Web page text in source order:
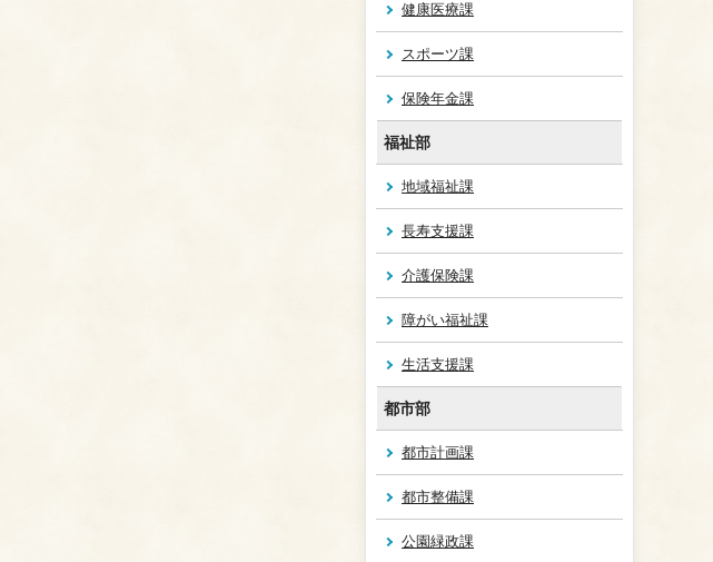
健康医療課
スポーツ課
保険年金課
福祉部
地域福祉課
長寿支援課
介護保険課
障がい福祉課
生活支援課
都市部
都市計画課
都市整備課
公園緑政課